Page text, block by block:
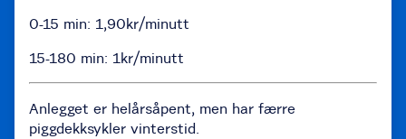
0-15 min: 1,90kr/minutt
15-180 min: 1kr/minutt
Anlegget er helårsåpent, men har færre
piggdekksykler vinterstid.